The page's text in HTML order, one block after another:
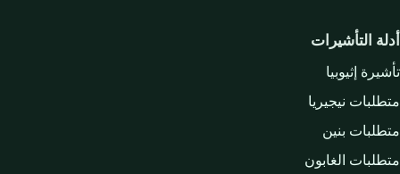
أدلة التأشيرات
تأشيرة إثيوبيا
متطلبات نيجيريا
متطلبات بنين
متطلبات الغابون